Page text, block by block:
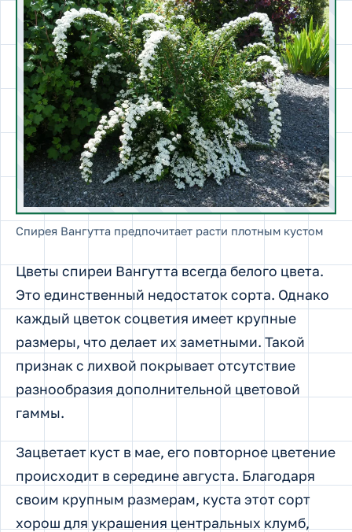
Спирея Вангутта предпочитает расти плотным кустом
Цветы спиреи Вангутта всегда белого цвета.
Это единственный недостаток сорта. Однако
каждый цветок соцветия имеет крупные
размеры, что делает их заметными. Такой
признак с лихвой покрывает отсутствие
разнообразия дополнительной цветовой
гаммы.
Зацветает куст в мае, его повторное цветение
происходит в середине августа. Благодаря
своим крупным размерам, куста этот сорт
хорош для украшения центральных клумб,